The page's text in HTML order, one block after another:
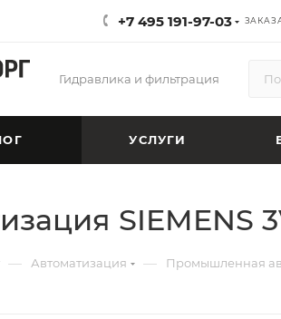
+7 495 191-97-03
Гидравлика и фильтрация
УСЛУГИ
SIEMENS
— Автоматизация — Промышленная